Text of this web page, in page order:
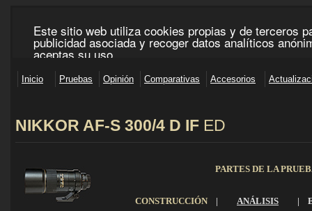
NIKKOR AF-S 300/4 D IF ED
PARTES DE LA
CONSTRUCCIÓN | ANÁLISIS |